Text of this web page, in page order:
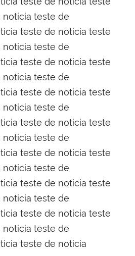
teste de
teste de noticia teste
teste de
teste de noticia teste
teste de
teste de noticia teste
teste de
teste de noticia teste
teste de
teste de noticia teste
teste de
teste de noticia teste
teste de
teste de noticia teste
teste de
teste de noticia